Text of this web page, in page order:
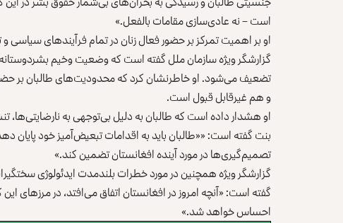
است – نه عادی‌سازی مقامات بالفعل.»‏
او بر اهمیت تمرکز بر حضور فعال زنان در تمام فرآیندهای
گزارشگر ویژه سازمان ملل گفته است که وضعیت وخیم
تضعیف می‌شود. او ‏خاطرنشان کرد که محدودیت‌های طالبان بر
و هم غیرقابل قبول است.‏
او هشدار داده است که طالبان به دلیل بی‌توجهی به
بنت گفته است: ««طالبان باید به اقدامات تبعیض‌آمیز خود پایان
تصمیم‌گیری‌ها در مورد آینده افغانستان ‏تضمین کند.»‏
گزارشگر ویژه همچنین در مورد خطرات بلندمدت ایدئولوژی
گفته است: «آنچه ‏امروز در افغانستان اتفاق می‌افتد، در
احساس خواهد شد.»‏